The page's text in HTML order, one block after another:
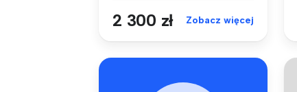
2 300 zł Zobacz więcej